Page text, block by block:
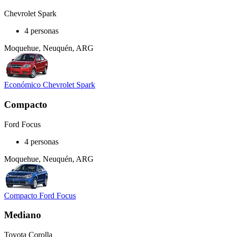
Chevrolet Spark
4 personas
Moquehue, Neuquén, ARG
Económico Chevrolet Spark
Compacto
Ford Focus
4 personas
Moquehue, Neuquén, ARG
Compacto Ford Focus
Mediano
Toyota Corolla